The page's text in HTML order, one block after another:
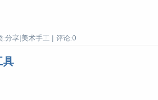
:分享|美术手工 | 评论:0
具